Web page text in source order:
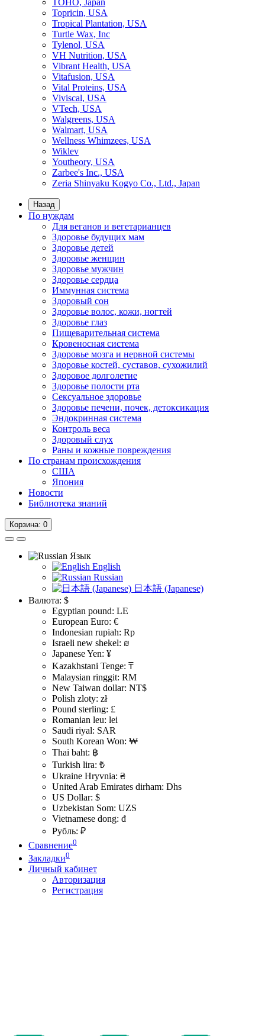
TOHO, Japan
Topricin, USA
Tropical Plantation, USA
Turtle Wax, Inc
Tylenol, USA
VH Nutrition, USA
Vibrant Health, USA
Vitafusion, USA
Vital Proteins, USA
Viviscal, USA
VTech, USA
Walgreens, USA
Walmart, USA
Wellness Whimzees, USA
Wiklev
Youtheory, USA
Zarbee's Inc., USA
Zeria Shinyaku Kogyo Co., Ltd., Japan
Назад
По нуждам
Для веганов и вегетарианцев
Здоровье будущих мам
Здоровье детей
Здоровье женщин
Здоровье мужчин
Здоровье сердца
Иммунная система
Здоровый сон
Здоровье волос, кожи, ногтей
Здоровье глаз
Пищеварительная система
Кровеносная система
Здоровье мозга и нервной системы
Здоровье костей, суставов, сухожилий
Здоровое долголетие
Здоровье полости рта
Сексуальное здоровье
Здоровье печени, почек, детоксикация
Эндокринная система
Контроль веса
Здоровый слух
Раны и кожные повреждения
По странам происхождения
США
Япония
Новости
Библиотека знаний
Корзина: 0
Язык
English
Russian
日本語 (Japanese)
Валюта: $
Egyptian pound: LE
European Euro: €
Indonesian rupiah: Rp
Israeli new shekel: ₪
Japanese Yen: ¥
Kazakhstani Tenge: ₸
Malaysian ringgit: RM
New Taiwan dollar: NT$
Polish zloty: zł
Pound sterling: £
Romanian leu: lei
Saudi riyal: SAR
South Korean Won: ₩
Thai baht: ฿
Turkish lira: ₺
Ukraine Hryvnia: ₴
United Arab Emirates dirham: Dhs
US Dollar: $
Uzbekistan Som: UZS
Vietnamese dong: đ
Рубль: ₽
Сравнение0
Закладки0
Личный кабинет
Авторизация
Регистрация